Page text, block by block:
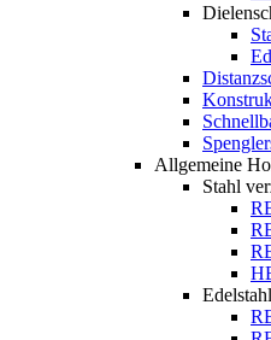
Allgemeine
Stahl
Edelstahl